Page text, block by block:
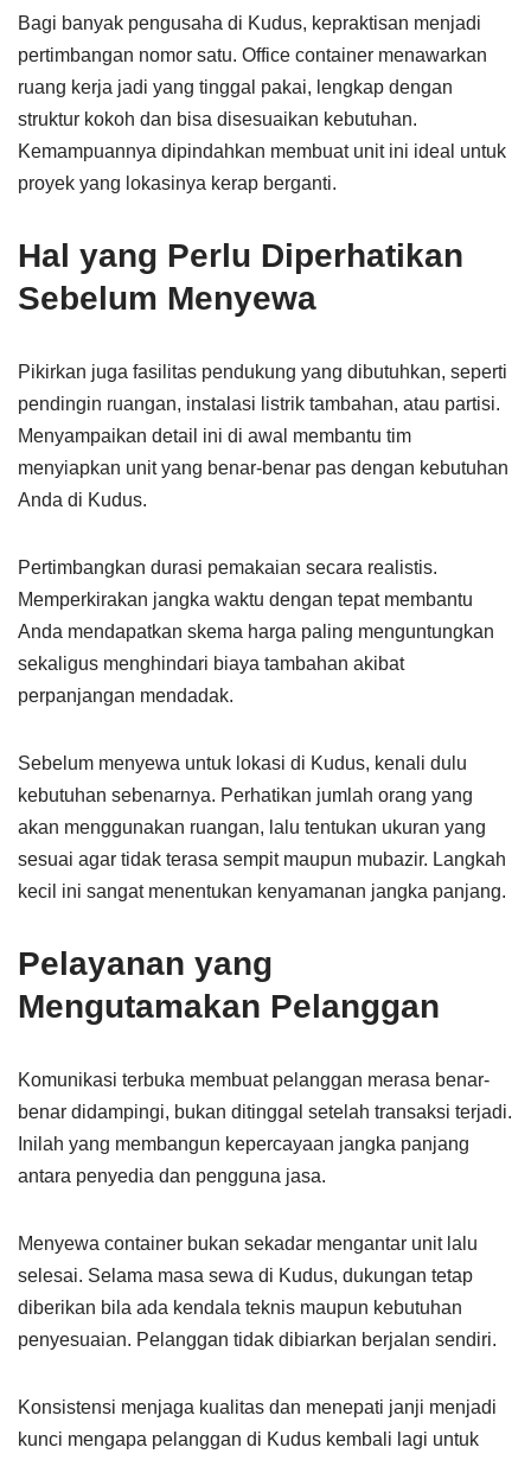
Bagi banyak pengusaha di Kudus, kepraktisan menjadi
pertimbangan nomor satu. Office container menawarkan
ruang kerja jadi yang tinggal pakai, lengkap dengan
struktur kokoh dan bisa disesuaikan kebutuhan.
Kemampuannya dipindahkan membuat unit ini ideal untuk
proyek yang lokasinya kerap berganti.
Hal yang Perlu Diperhatikan
Sebelum Menyewa
Pikirkan juga fasilitas pendukung yang dibutuhkan, seperti
pendingin ruangan, instalasi listrik tambahan, atau partisi.
Menyampaikan detail ini di awal membantu tim
menyiapkan unit yang benar-benar pas dengan kebutuhan
Anda di Kudus.
Pertimbangkan durasi pemakaian secara realistis.
Memperkirakan jangka waktu dengan tepat membantu
Anda mendapatkan skema harga paling menguntungkan
sekaligus menghindari biaya tambahan akibat
perpanjangan mendadak.
Sebelum menyewa untuk lokasi di Kudus, kenali dulu
kebutuhan sebenarnya. Perhatikan jumlah orang yang
akan menggunakan ruangan, lalu tentukan ukuran yang
sesuai agar tidak terasa sempit maupun mubazir. Langkah
kecil ini sangat menentukan kenyamanan jangka panjang.
Pelayanan yang
Mengutamakan Pelanggan
Komunikasi terbuka membuat pelanggan merasa benar-
benar didampingi, bukan ditinggal setelah transaksi terjadi.
Inilah yang membangun kepercayaan jangka panjang
antara penyedia dan pengguna jasa.
Menyewa container bukan sekadar mengantar unit lalu
selesai. Selama masa sewa di Kudus, dukungan tetap
diberikan bila ada kendala teknis maupun kebutuhan
penyesuaian. Pelanggan tidak dibiarkan berjalan sendiri.
Konsistensi menjaga kualitas dan menepati janji menjadi
kunci mengapa pelanggan di Kudus kembali lagi untuk